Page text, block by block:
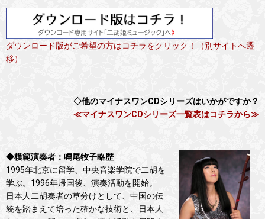
ダウンロード版がご希望の方はコチラをクリック！（別サイトへ遷
移）
◇他のマイナスワンCDシリーズはいかがですか？
≪マイナスワンCDシリーズ一覧表はコチラから≫
◆模範演奏者：鳴尾牧子略歴
1995年北京に留学、中央音楽学院で二胡を
学ぶ。1996年帰国後、演奏活動を開始。
日本人二胡奏者の草分けとして、中国の伝
統を踏まえて培った確かな技術と、日本人